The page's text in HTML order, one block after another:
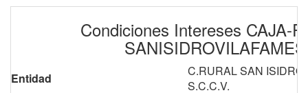
Condiciones Intereses CAJA-
SANISIDROVILAFAMES
Entidad
C.RURAL SAN ISIDRO
S.C.C.V.